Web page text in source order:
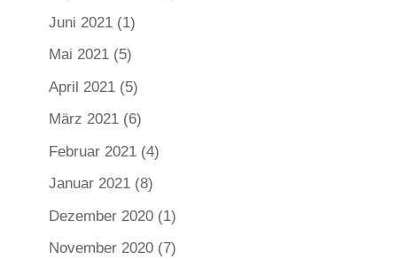
Juni 2021(1)
Mai 2021(5)
April 2021(5)
März 2021(6)
Februar 2021(4)
Januar 2021(8)
Dezember 2020(1)
November 2020(7)